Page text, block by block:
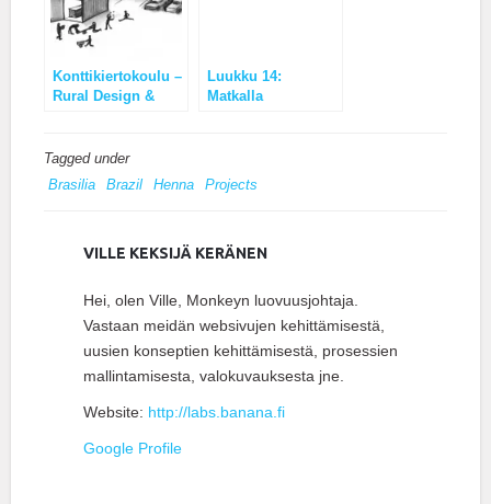
Konttikiertokoulu –
Rural Design &
Luukku 14:
Matkalla
Tagged under
Brasilia
Brazil Henna Projects
VILLE KEKSIJÄ KERÄNEN
Hei, olen Ville, Monkeyn luovuusjohtaja.
Vastaan meidän websivujen kehittämisestä,
uusien konseptien kehittämisestä, prosessien
mallintamisesta, valokuvauksesta jne.
Website: http://labs.banana.fi
Google Profile